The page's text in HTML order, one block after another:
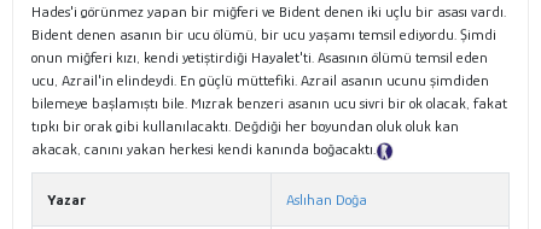
Hades'i görünmez yapan bir miğferi ve Bident denen iki uçlu bir asası vardı.
Bident denen asanın bir ucu ölümü, bir ucu yaşamı temsil ediyordu. Şimdi
onun miğferi kızı, kendi yetiştirdiği Hayalet'ti. Asasının ölümü temsil eden
ucu, Azrail'in elindeydi. En güçlü müttefiki. Azrail asanın ucunu şimdiden
bilemeye başlamıştı bile. Mızrak benzeri asanın ucu sivri bir ok olacak, fakat
tıpkı bir orak gibi kullanılacaktı. Değdiği her boyundan oluk oluk kan
akacak, canını yakan herkesi kendi kanında boğacaktı.
Yazar Aslıhan Doğa